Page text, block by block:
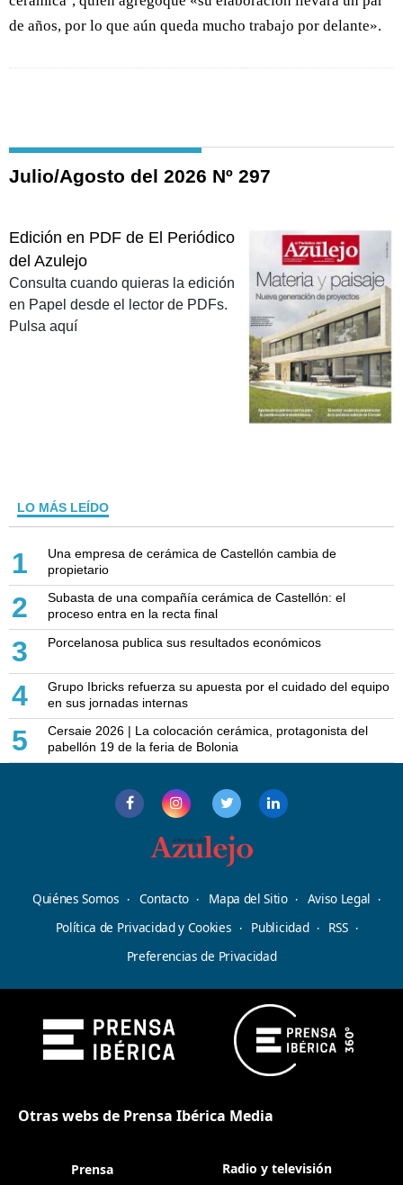
de años, por lo que aún queda mucho trabajo por delante».
Julio/Agosto del 2026 Nº 297
Edición en PDF de El Periódico
del Azulejo
Consulta cuando quieras la edición
en Papel desde el lector de PDFs.
Pulsa aquí
LO MÁS LEÍDO
1
Una empresa de cerámica de Castellón cambia de
propietario
2
Subasta de una compañía cerámica de Castellón: el
proceso entra en la recta final
3 Porcelanosa publica sus resultados económicos
4
Grupo Ibricks refuerza su apuesta por el cuidado del equipo
en sus jornadas internas
5
Cersaie 2026 | La colocación cerámica, protagonista del
pabellón 19 de la feria de Bolonia
Quiénes Somos Contacto Mapa del Sitio
Aviso Legal
Política de Privacidad y Cookies
Publicidad
RSS
Preferencias de Privacidad
Otras webs de Prensa Ibérica Media
Prensa Radio y televisión